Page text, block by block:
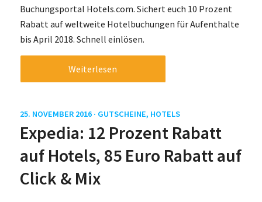
Buchungsportal Hotels.com. Sichert euch 10 Prozent
Rabatt auf weltweite Hotelbuchungen für Aufenthalte
bis April 2018. Schnell einlösen.
Weiterlesen
25. NOVEMBER 2016 · GUTSCHEINE, HOTELS
Expedia: 12 Prozent Rabatt
auf Hotels, 85 Euro Rabatt auf
Click & Mix